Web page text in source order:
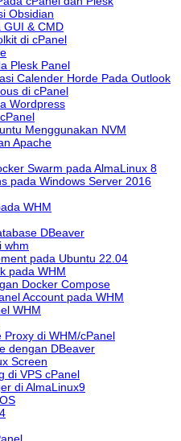
Obsidian
GUI & CMD
di cPanel
Plesk Panel
Calender Horde Pada Outlook
di cPanel
Wordpress
Menggunakan NVM
Apache
Swarm pada AlmaLinux 8
pada Windows Server 2016
WHM
DBeaver
whm
pada Ubuntu 22.04
pada WHM
Docker Compose
Account pada WHM
WHM
di WHM/cPanel
dengan DBeaver
Screen
di VPS cPanel
di AlmaLinux9